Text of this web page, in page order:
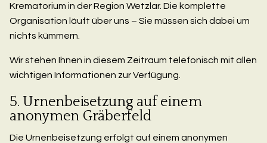
Krematorium in der Region Wetzlar. Die komplette
Organisation läuft über uns – Sie müssen sich dabei um
nichts kümmern.
Wir stehen Ihnen in diesem Zeitraum telefonisch mit allen
wichtigen Informationen zur Verfügung.
5. Urnenbeisetzung auf einem
anonymen Gräberfeld
Die Urnenbeisetzung erfolgt auf einem anonymen